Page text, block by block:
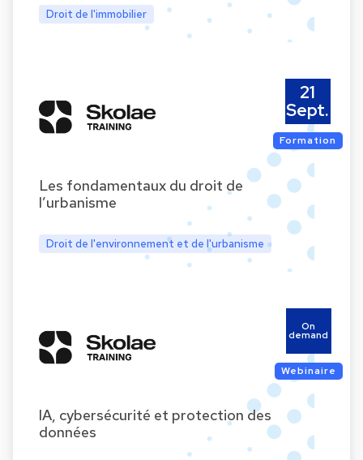
Droit de l'immobilier
Les fondamentaux du droit de
l’urbanisme
Droit de l'environnement et de l'urbanisme
21
Sept.
Formation
IA, cybersécurité et protection des
données
On
demand
Webinaire